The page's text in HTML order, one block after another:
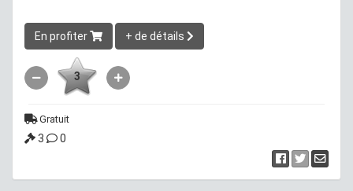
En profiter + de détails
3
Gratuit
3 0